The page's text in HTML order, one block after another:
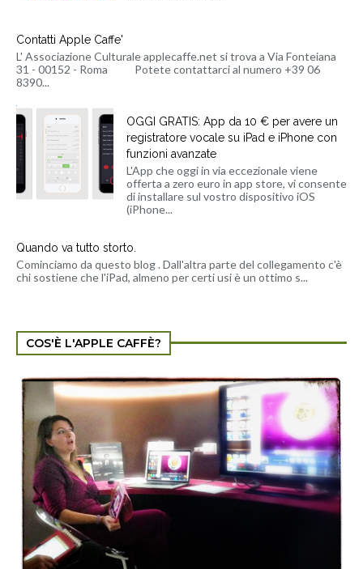
Contatti Apple Caffe'
L' Associazione Culturale applecaffe.net si trova a Via Fonteiana
31 - 00152 - Roma Potete contattarci al numero +39 06
8390...
OGGI GRATIS: App da 10 € per avere un
registratore vocale su iPad e iPhone con
funzioni avanzate
L'App che oggi in via eccezionale viene
offerta a zero euro in app store, vi consente
di installare sul vostro dispositivo iOS
(iPhone...
Quando va tutto storto.
Cominciamo da questo blog . Dall'altra parte del collegamento c'è
chi sostiene che l'iPad, almeno per certi usi è un ottimo s...
COS'È L'APPLE CAFFÈ?